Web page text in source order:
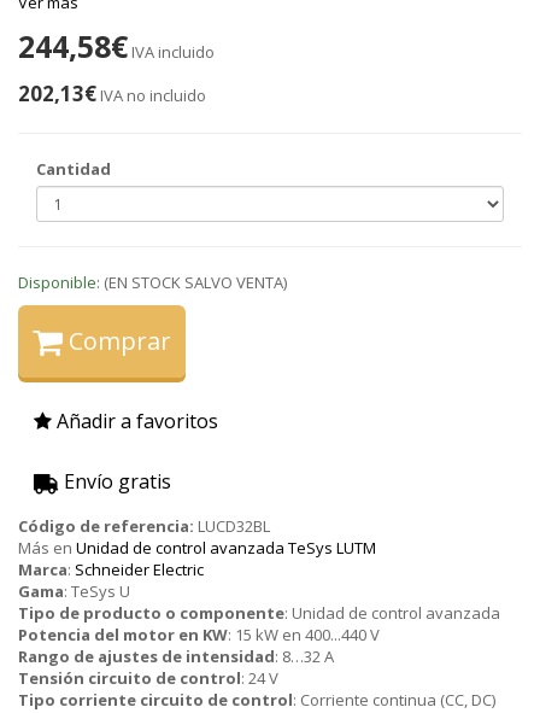
244,58€ IVA incluido
202,13€ IVA no incluido
Cantidad
Disponible: (EN STOCK SALVO VENTA)
Comprar
Añadir a favoritos
Envío gratis
Código de referencia: LUCD32BL
Más en Unidad de control avanzada TeSys LUTM
Marca: Schneider Electric
Gama: TeSys U
Tipo de producto o componente: Unidad de control avanzada
Potencia del motor en KW: 15 kW en 400...440 V
Rango de ajustes de intensidad: 8…32 A
Tensión circuito de control: 24 V
Tipo corriente circuito de control: Corriente continua (CC, DC)